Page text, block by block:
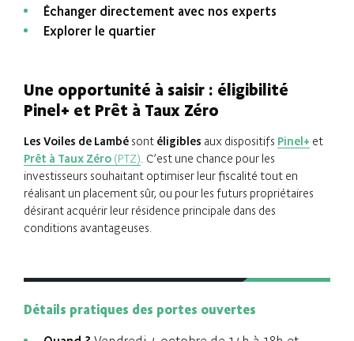
Échanger directement avec nos experts
Explorer le quartier
Une opportunité à saisir : éligibilité
Pinel+ et Prêt à Taux Zéro
Les Voiles de Lambé sont éligibles aux dispositifs Pinel+ et
Prêt à Taux Zéro (PTZ) . C’est une chance pour les
investisseurs souhaitant optimiser leur fiscalité tout en
réalisant un placement sûr, ou pour les futurs propriétaires
désirant acquérir leur résidence principale dans des
conditions avantageuses.
Détails pratiques des portes ouvertes